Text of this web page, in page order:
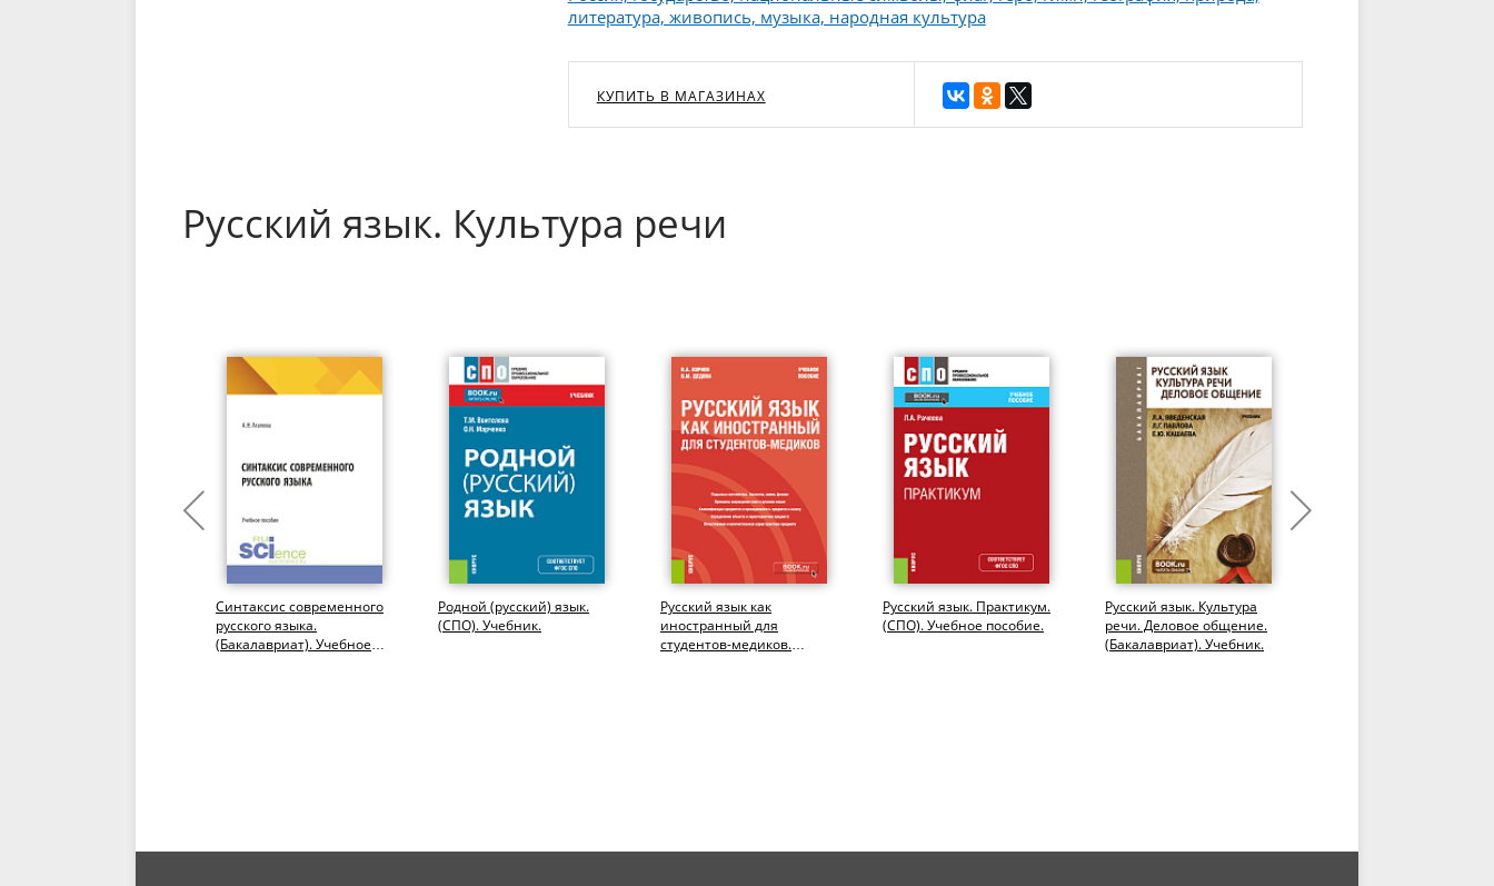
литература, живопись, музыка, народная культура
КУПИТЬ В МАГАЗИНАХ
Русский язык. Культура речи
Синтаксис современного
русского языка.
(Бакалавриат). Учебное
Родной (русский) язык.
(СПО). Учебник.
Русский язык как
иностранный для
студентов-медиков.
Русский язык. Практикум.
(СПО). Учебное пособие.
Русский язык. Культура
речи. Деловое общение.
(Бакалавриат). Учебник.